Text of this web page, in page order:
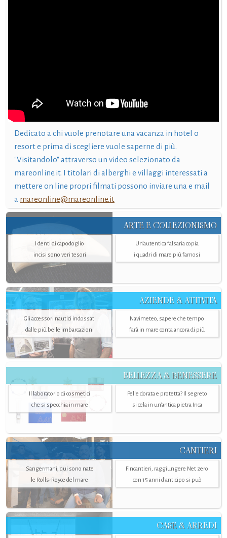
Dedicato a chi vuole prenotare una vacanza in hotel o
resort e prima di scegliere vuole saperne di più.
"Visitandolo" attraverso un video selezionato da
mareonline.it. I titolari di alberghi e villaggi interessati a
mettere on line propri filmati possono inviare una e mail
a mareonline@mareonline.it
ARTE E COLLEZIONISMO
I denti di capodoglio
incisi sono veri tesori
Un’autentica falsaria copia
i quadri di mare più famosi
AZIENDE & ATTIVITÀ
Gli accessori nautici indossati
dalle più belle imbarcazioni
Navimeteo, sapere che tempo
farà in mare conta ancora di più
BELLEZZA & BENESSERE
Il laboratorio di cosmetici
che si specchia in mare
Pelle dorata e protetta? Il segreto
si cela in un’antica pietra Inca
CANTIERI
Sangermani, qui sono nate
le Rolls-Royce del mare
Fincantieri, raggiungere Net zero
con 15 anni d'anticipo si può
CASE & ARREDI